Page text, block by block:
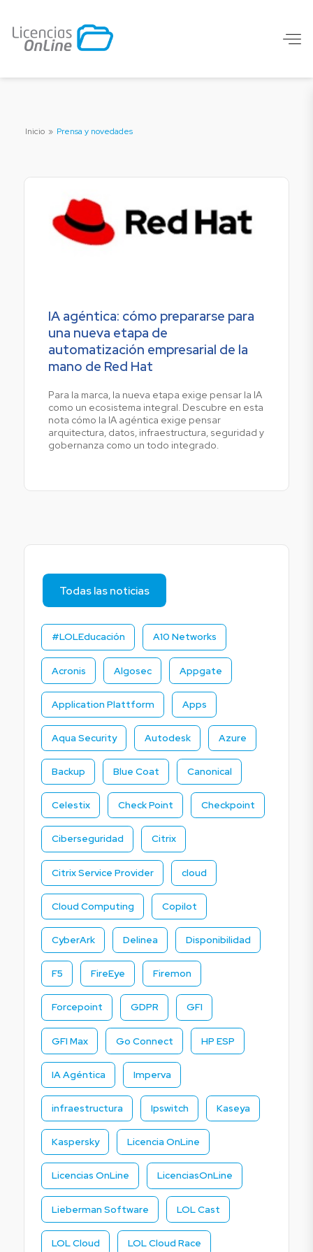
Inicio » Prensa y novedades
Todas las noticias
#LOLEducación A10 Networks
Acronis Algosec Appgate
Application Plattform Apps
Aqua Security Autodesk Azure
Backup Blue Coat Canonical
Celestix Check Point Checkpoint
Ciberseguridad Citrix
Citrix Service Provider cloud
Cloud Computing Copilot
CyberArk Delinea Disponibilidad
F5 FireEye Firemon
Forcepoint GDPR GFI
GFI Max Go Connect HP ESP
IA Agéntica Imperva
infraestructura Ipswitch Kaseya
Kaspersky Licencia OnLine
Licencias OnLine LicenciasOnLine
Lieberman Software LOL Cast
LOL Cloud LOL Cloud Race
IA agéntica: cómo prepararse para
una nueva etapa de
automatización empresarial de la
mano de Red Hat
Para la marca, la nueva etapa exige pensar la IA
como un ecosistema integral. Descubre en esta
nota cómo la IA agéntica exige pensar
arquitectura, datos, infraestructura, seguridad y
gobernanza como un todo integrado.